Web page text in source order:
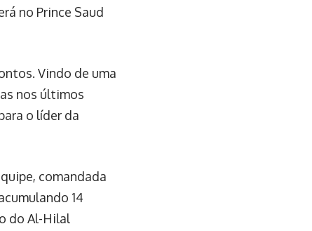
no Prince Saud
Vindo de uma
nos últimos
o líder da
comandada
14
do Al-Hilal